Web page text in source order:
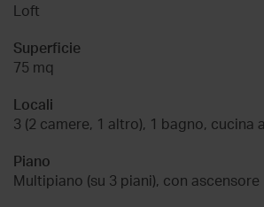
Loft
Superficie
75 mq
Locali
3 (2 camere, 1 altro), 1 bagno, cucina
Piano
Multipiano (su 3 piani), con ascensore